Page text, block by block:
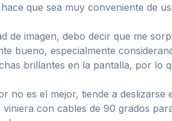
que sea muy conveniente de
de imagen, debo decir que me
bueno, especialmente
brillantes en la pantalla, por lo
no es el mejor, tiende a
viniera con cables de 90 grados